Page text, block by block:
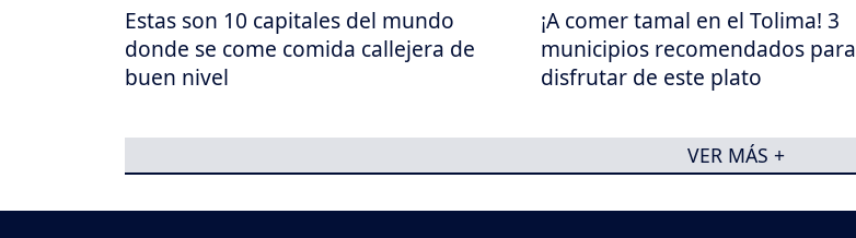
Estas son 10 capitales del mundo
donde se come comida callejera de
buen nivel
¡A comer tamal en el Tolima! 3
municipios recomendados para
disfrutar de este plato
VER MÁS +